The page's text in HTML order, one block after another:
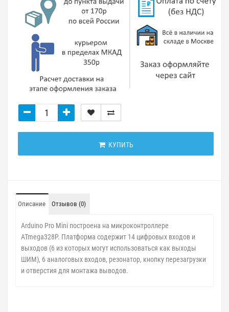
КУПИТЬ
Описание Отзывов (0)
Arduino Pro Mini построена на микроконтроллере
ATmega328P. Платформа содержит 14 цифровых входов и
выходов (6 из которых могут использоваться как выходы
ШИМ), 6 аналоговых входов, резонатор, кнопку перезагрузки
и отверстия для монтажа выводов.